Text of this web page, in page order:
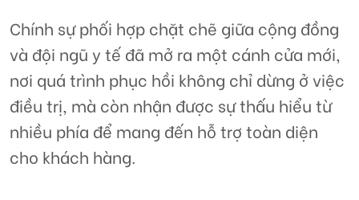
Chính sự phối hợp chặt chẽ giữa cộng đồng
và đội ngũ y tế đã mở ra một cánh cửa mới,
nơi quá trình phục hồi không chỉ dừng ở việc
điều trị, mà còn nhận được sự thấu hiểu từ
nhiều phía để mang đến hỗ trợ toàn diện
cho khách hàng.